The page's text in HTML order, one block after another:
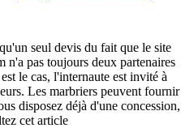
seul devis du fait que le site
n'a pas toujours deux partenaires
le cas, l'internaute est invité à
Les marbriers peuvent fournir
disposez déjà d'une concession,
cet article